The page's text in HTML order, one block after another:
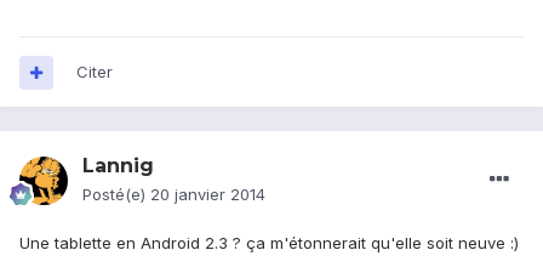
Citer
Lannig
Posté(e) 20 janvier 2014
Une tablette en Android 2.3 ? ça m'étonnerait qu'elle soit neuve :)